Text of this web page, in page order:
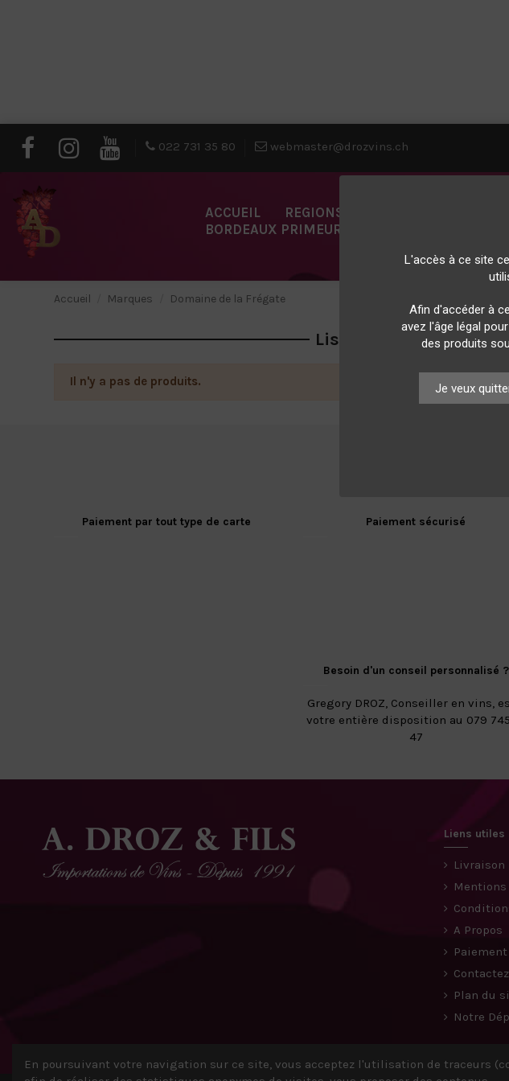
L'accès à ce site
Afin d'accéder à
avez l'âge légal
des produits
Je veux
022 731 35 80 webmaster@drozvins.ch
ACCUEIL REGIONS
BORDEAUX PRIMEURS
Accueil Marques Domaine de la Frégate
Liste des produits par
Il n'y a pas de produits.
Paiement par tout type de carte Paiement sécurisé
Besoin d'un conseil personnalisé ?
Gregory DROZ, Conseiller en vins,
votre entière disposition au 079 745
47
Liens utiles
Livraison
Mentions
A Propos
Plan du
Notre
En poursuivant votre navigation sur ce site, vous acceptez l'utilisation de traceurs